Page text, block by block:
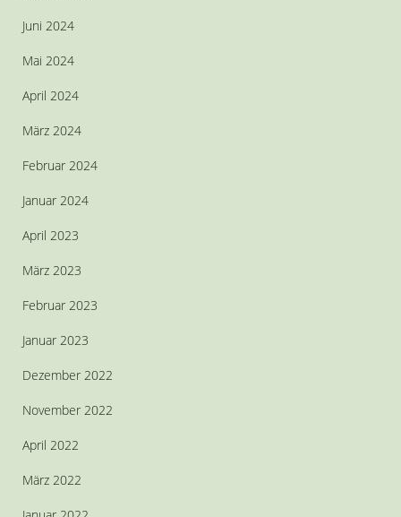
Juni 2024
Mai 2024
April 2024
März 2024
Februar 2024
Januar 2024
April 2023
März 2023
Februar 2023
Januar 2023
Dezember 2022
November 2022
April 2022
März 2022